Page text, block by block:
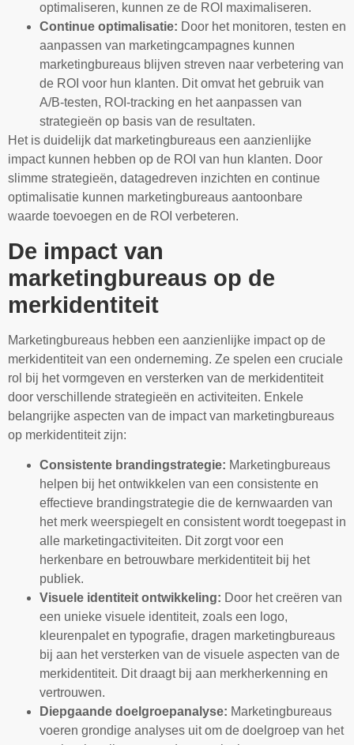
optimaliseren, kunnen ze de ROI maximaliseren.
Continue optimalisatie: Door het monitoren, testen en
aanpassen van marketingcampagnes kunnen
marketingbureaus blijven streven naar verbetering van
de ROI voor hun klanten. Dit omvat het gebruik van
A/B-testen, ROI-tracking en het aanpassen van
strategieën op basis van de resultaten.
Het is duidelijk dat marketingbureaus een aanzienlijke
impact kunnen hebben op de ROI van hun klanten. Door
slimme strategieën, datagedreven inzichten en continue
optimalisatie kunnen marketingbureaus aantoonbare
waarde toevoegen en de ROI verbeteren.
De impact van
marketingbureaus op de
merkidentiteit
Marketingbureaus hebben een aanzienlijke impact op de
merkidentiteit van een onderneming. Ze spelen een cruciale
rol bij het vormgeven en versterken van de merkidentiteit
door verschillende strategieën en activiteiten. Enkele
belangrijke aspecten van de impact van marketingbureaus
op merkidentiteit zijn:
Consistente brandingstrategie: Marketingbureaus
helpen bij het ontwikkelen van een consistente en
effectieve brandingstrategie die de kernwaarden van
het merk weerspiegelt en consistent wordt toegepast in
alle marketingactiviteiten. Dit zorgt voor een
herkenbare en betrouwbare merkidentiteit bij het
publiek.
Visuele identiteit ontwikkeling: Door het creëren van
een unieke visuele identiteit, zoals een logo,
kleurenpalet en typografie, dragen marketingbureaus
bij aan het versterken van de visuele aspecten van de
merkidentiteit. Dit draagt bij aan merkherkenning en
vertrouwen.
Diepgaande doelgroepanalyse: Marketingbureaus
voeren grondige analyses uit om de doelgroep van het